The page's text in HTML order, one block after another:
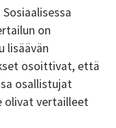
on
lisäävän
osoittivat, että
osallistujat
olivat vertailleet